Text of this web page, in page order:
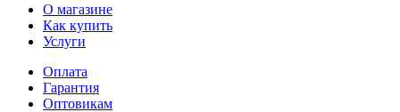
О магазине
Как купить
Услуги
Оплата
Гарантия
Оптовикам